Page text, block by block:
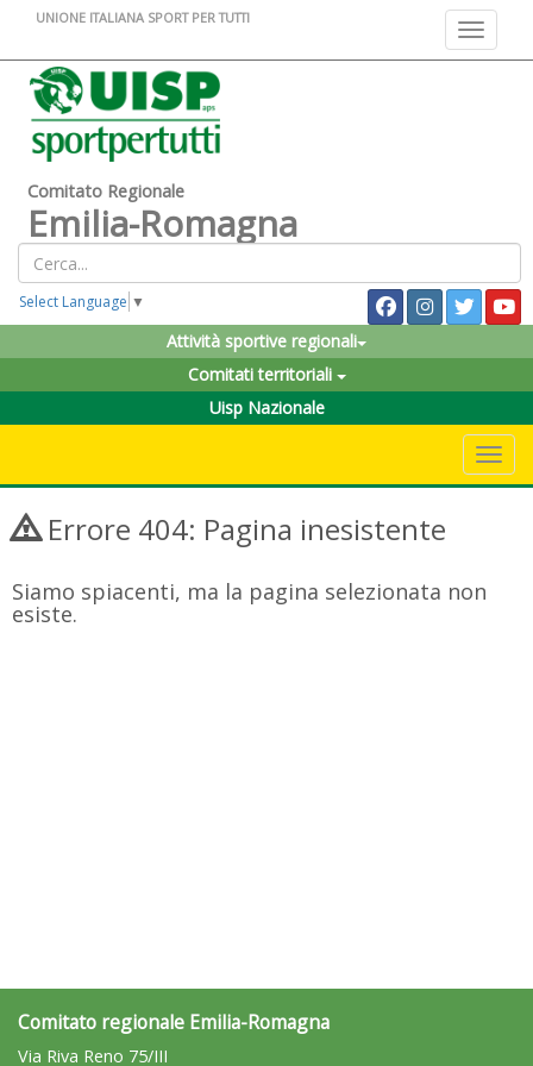
Toggle
UNIONE ITALIANA SPORT PER TUTTI
Comitato Regionale
Emilia-Romagna
Select Language ▼
Attività sportive regionali
Comitati territoriali
Uisp Nazionale
Errore 404: Pagina inesistente
Siamo spiacenti, ma la pagina selezionata non
esiste.
Comitato regionale Emilia-Romagna
Via Riva Reno 75/III